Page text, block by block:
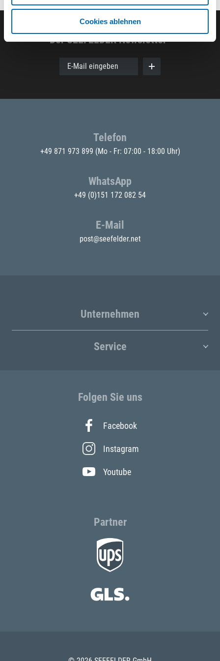
Cookies ablehnen
Der SEEFELDER Newsletter
E-Mail eingeben
Telefon
+49 871 973 899 (Mo - Fr: 07:00 - 18:00 Uhr)
WhatsApp
+49 (0)151 172 082 54
E-Mail
post@seefelder.net
Unternehmen
Service
Folgen Sie uns
Facebook
Instagram
Youtube
Partner